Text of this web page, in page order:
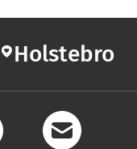
Holstebro